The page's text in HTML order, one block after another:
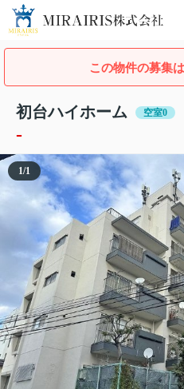
この物件の募集
初台ハイホーム 空室0
-
1/1